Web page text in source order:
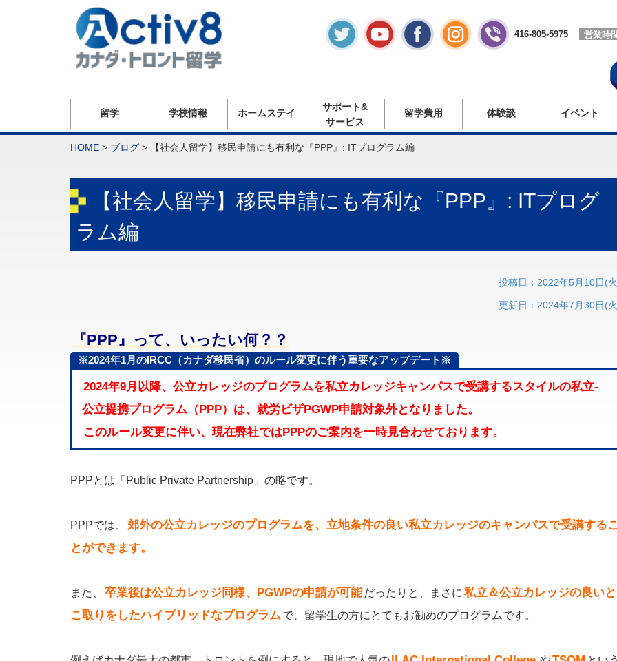
営業時
416-805-5975
留学 学校情報 ホームステイ
サポート&
サービス
留学費用 体験談 イベント
HOME > ブログ > 【社会人留学】移民申請にも有利な『PPP』: ITプログラム編
【社会人留学】移民申請にも有利な『PPP』: ITプログ
ラム編
投稿日：2022年5月10日(
更新日：2024年7月30日(
『PPP』って、いったい何？？
※2024年1月のIRCC（カナダ移民省）のルール変更に伴う重要なアップデート※
2024年9月以降、公立カレッジのプログラムを私立カレッジキャンパスで受講するスタイルの私立‐
公立提携プログラム（PPP）は、就労ビザPGWP申請対象外となりました。
このルール変更に伴い、現在弊社ではPPPのご案内を一時見合わせております。
PPPとは「Public Private Partnership」の略です。
PPPでは、
郊外の公立カレッジのプログラムを、立地条件の良い私立カレッジのキャンパスで受講する
とができます。
また、 卒業後は公立カレッジ同様、PGWPの申請が可能だったりと、まさに 私立＆公立カレッジの良いと
こ取りをしたハイブリッドなプログラムで、留学生の方にとてもお勧めのプログラムです。